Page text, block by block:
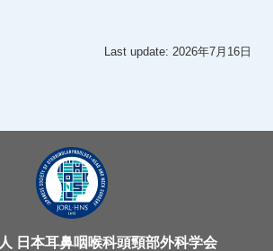
Last update: 2026年7月16日
日本耳鼻咽喉科頭頸部外科学会